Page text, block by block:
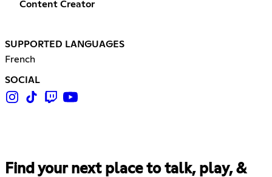
Content Creator
SUPPORTED LANGUAGES
French
SOCIAL
Find your next place to talk, play, &